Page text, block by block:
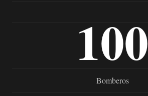
100
Bomberos